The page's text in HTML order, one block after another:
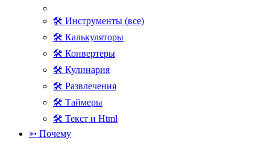
🛠 Инструменты (все)
🛠 Калькуляторы
🛠 Конвертеры
🛠 Кулинария
🛠 Развлечения
🛠 Таймеры
🛠 Текст и Html
➳ Почему